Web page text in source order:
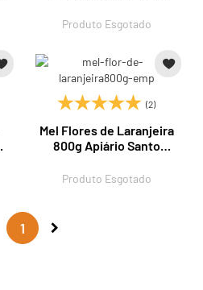
Produto Esgotado
(2)
Mel Flores de Laranjeira
800g Apiário Santo
Produto Esgotado
1